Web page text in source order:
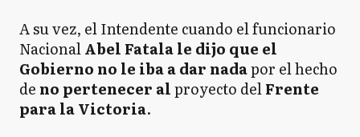
A su vez, el Intendente cuando el funcionario
NacionalAbel Fatala le dijo que el
Gobierno no le iba a dar nadapor el hecho
de no pertenecer alproyecto delFrente
para la Victoria.